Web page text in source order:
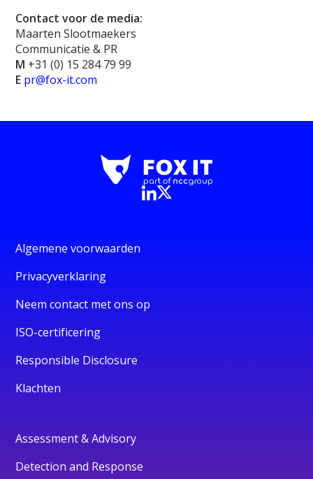
Contact voor de media:
Maarten Slootmaekers
Communicatie & PR
M +31 (0) 15 284 79 99
E pr@fox-it.com
Algemene voorwaarden
Privacyverklaring
Neem contact met ons op
ISO-certificering
Responsible Disclosure
Klachten
Assessment & Advisory
Detection and Response